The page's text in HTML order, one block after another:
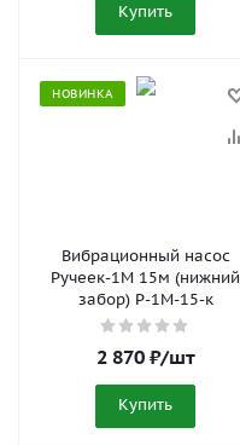
Купить
НОВИНКА
Вибрационный насос
Ручеек-1М 15м (нижний
забор) Р-1М-15-к
2 870₽/шт
Купить